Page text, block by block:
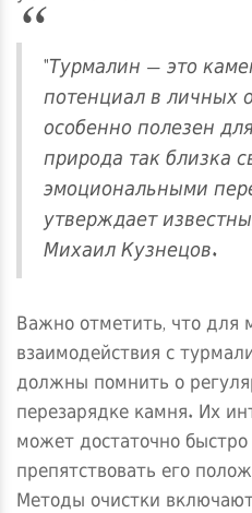
"Турмалин — это
потенциал в личных
особенно полезен
природа так близка
эмоциональными
утверждает
Михаил Кузнецов.
Важно отметить, что для
взаимодействия с
должны помнить о
перезарядке камня. Их
может достаточно
препятствовать его
Методы очистки